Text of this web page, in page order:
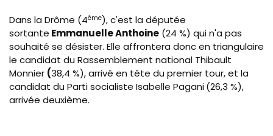
Dans la Drôme (4ème), c'est la députée
sortante Emmanuelle Anthoine (24 %) qui n'a pas
souhaité se désister. Elle affrontera donc en triangulaire
le candidat du Rassemblement national Thibault
Monnier (38,4 %), arrivé en tête du premier tour, et la
candidat du Parti socialiste Isabelle Pagani(26,3 %),
arrivée deuxième.